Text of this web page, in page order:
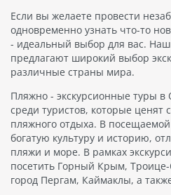
Если вы желаете провести
одновременно узнать что-то
- идеальный выбор для вас.
предлагают широкий выбор
различные страны мира.
Пляжно - экскурсионные туры
среди туристов, которые ценят
пляжного отдыха. В
богатую культуру и историю,
пляжи и море. В рамках
посетить Горный Крым,
город Пергам, Каймаклы, а